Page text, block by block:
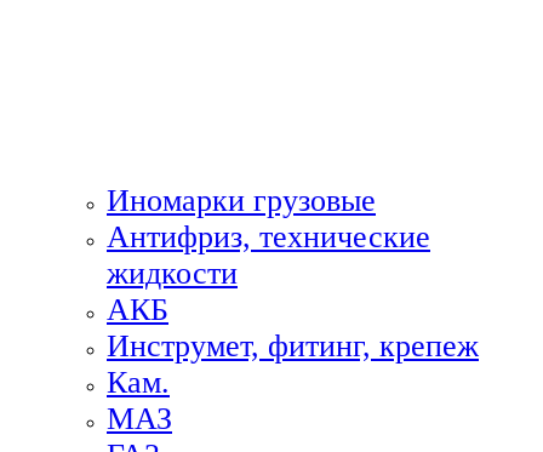
Иномарки грузовые
Антифриз, технические
жидкости
АКБ
Инструмет, фитинг, крепеж
Кам.
МАЗ